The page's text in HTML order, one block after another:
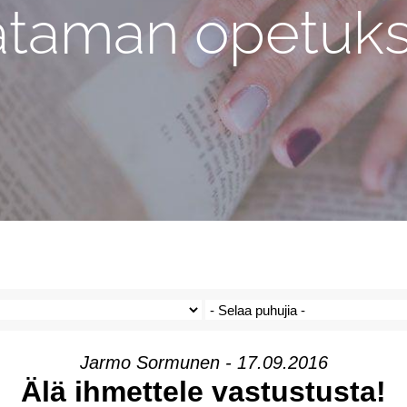
Jarmo Sormunen - 17.09.2016
Älä ihmettele vastustusta!